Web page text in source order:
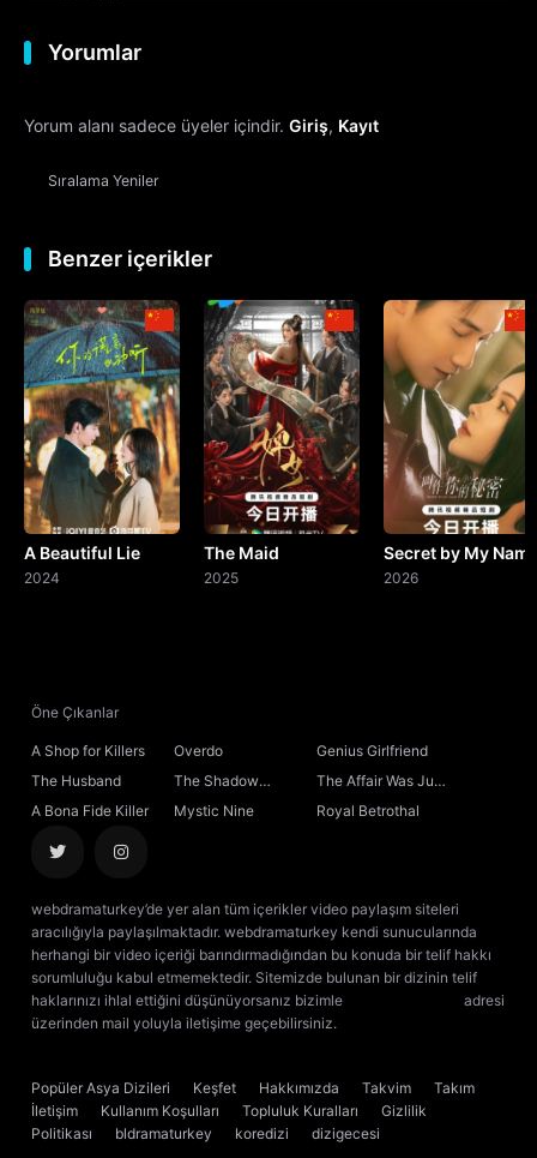
12. Bölüm
13. Bölüm
14. Bölüm
15. Bölüm
16. Bölüm
17. Bölüm
18. Bölüm
19. Bölüm
20. Bölüm
Yorumlar
Yorum alanı sadece üyeler içindir. Giriş, Kayıt
Sıralama Yeniler
Benzer içerikler
A Beautiful Lie
2024
The Maid
2025
Secret by My
2026
Öne Çıkanlar
A Shop for Killers Overdo
Genius Girlfriend
The Husband
The Shadow
Sovereign
The Affair Was Just
the Beginning
A Bona Fide Killer Mystic Nine Royal Betrothal
webdramaturkey’de yer alan tüm içerikler video paylaşım siteleri
aracılığıyla paylaşılmaktadır. webdramaturkey kendi sunucularında
herhangi bir video içeriği barındırmadığından bu konuda bir telif hakkı
sorumluluğu kabul etmemektedir. Sitemizde bulunan bir dizinin telif
haklarınızı ihlal ettiğini düşünüyorsanız bizimle
adresi
üzerinden mail yoluyla iletişime geçebilirsiniz.
Popüler Asya Dizileri Keşfet Hakkımızda Takvim
Takım
İletişim
Kullanım Koşulları Topluluk Kuralları
Gizlilik
Politikası
bldramaturkey koredizi
dizigecesi